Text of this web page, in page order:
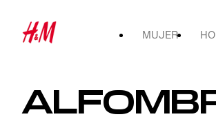
MUJER